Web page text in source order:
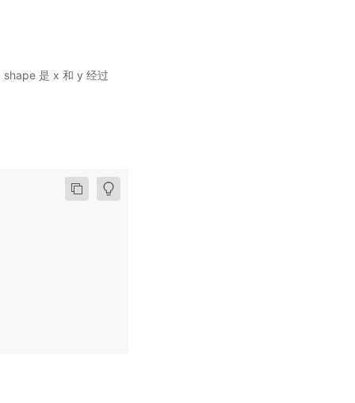
shape 是 x 和 y 经过